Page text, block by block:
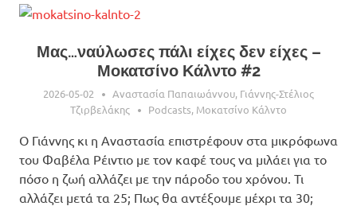
Μας…ναύλωσες πάλι είχες δεν είχες –
Μοκατσίνο Κάλντο #2
2026-05-02 Αναστασία Παπαιωάννου, Γιάννης-Στέλιος
Τζιρβελάκης
Podcasts, Μοκατσίνο Κάλντο
Ο Γιάννης κι η Αναστασία επιστρέφουν στα μικρόφωνα
του Φαβέλα Ρέιντιο με τον καφέ τους να μιλάει για το
πόσο η ζωή αλλάζει με την πάροδο του χρόνου. Τι
αλλάζει μετά τα 25; Πως θα αντέξουμε μέχρι τα 30;